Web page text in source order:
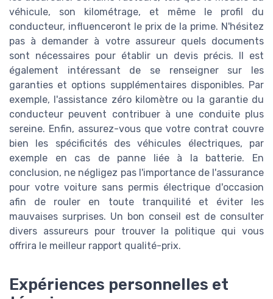
véhicule, son kilométrage, et même le profil du
conducteur, influenceront le prix de la prime. N'hésitez
pas à demander à votre assureur quels documents
sont nécessaires pour établir un devis précis. Il est
également intéressant de se renseigner sur les
garanties et options supplémentaires disponibles. Par
exemple, l'assistance zéro kilomètre ou la garantie du
conducteur peuvent contribuer à une conduite plus
sereine. Enfin, assurez-vous que votre contrat couvre
bien les spécificités des véhicules électriques, par
exemple en cas de panne liée à la batterie. En
conclusion, ne négligez pas l'importance de l'assurance
pour votre voiture sans permis électrique d'occasion
afin de rouler en toute tranquilité et éviter les
mauvaises surprises. Un bon conseil est de consulter
divers assureurs pour trouver la politique qui vous
offrira le meilleur rapport qualité-prix.
Expériences personnelles et